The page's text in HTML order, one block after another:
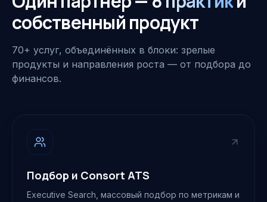
собственный продукт
70+ услуг, объединённых в блоки: зрелые
продукты и направления роста — от подбора до
финансов.
Подбор и Consort ATS
Executive Search, массовый подбор по метрикам и